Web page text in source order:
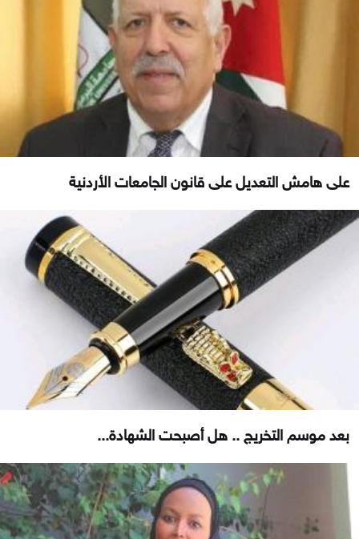
على هامش التعديل على قانون الجامعات الأردنية
بعد موسم التخريج .. هل أصبحت الشهادة...